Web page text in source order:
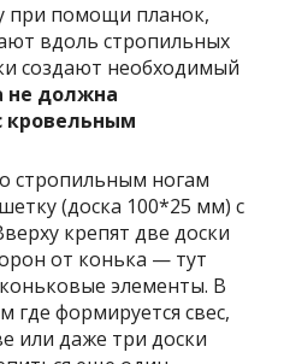
при помощи планок,
вдоль стропильных
создают необходимый
не должна
кровельным
стропильным ногам
(доска 100*25 мм) с
крепят две доски
от конька — тут
элементы. В
где формируется свес,
или даже три доски